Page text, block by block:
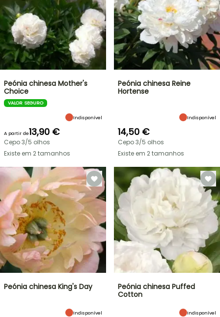
Peónia chinesa Mother's
Choice
VALOR SEGURO
Indisponível
A partir de13,90 €
Cepo 3/5 olhos
Existe em 2 tamanhos
Peónia chinesa Reine
Hortense
Indisponível
14,50 €
Cepo 3/5 olhos
Existe em 2 tamanhos
Peónia chinesa King's Day
Indisponível
Peónia chinesa Puffed
Cotton
Indisponível